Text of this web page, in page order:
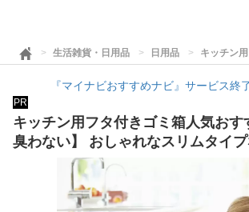
生活雑貨・日用品 日用品 キッチン
『マイナビおすすめナビ』サービス終
PR
キッチン用フタ付きゴミ箱人気おす
臭わない】 おしゃれなスリムタイ